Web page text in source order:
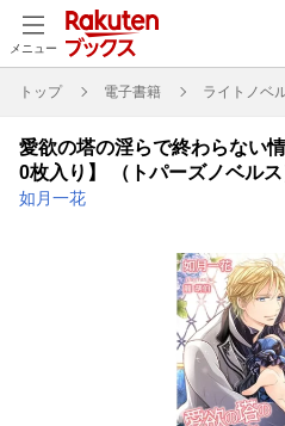
メニュー
トップ 電子書籍 ライトノベ
愛欲の塔の淫らで終わらない
0枚入り】 （トパーズノベル
如月一花